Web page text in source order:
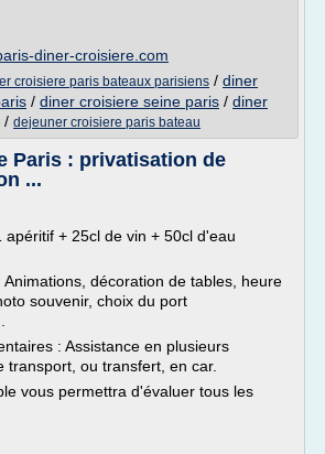
diner-croisiere.com
croisiere paris bateaux parisiens / diner
/ diner croisiere seine paris / diner
/ dejeuner croisiere paris bateau
Paris : privatisation de
...
apéritif + 25cl de vin + 50cl d'eau
décoration de tables, heure
souvenir, choix du port
: Assistance en plusieurs
transport, ou transfert, en car.
vous permettra d'évaluer tous les